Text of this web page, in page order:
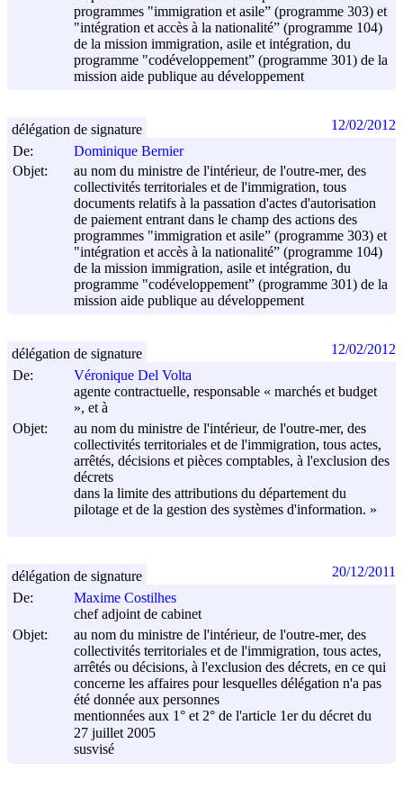
programmes "immigration et asile” (programme 303) et
"intégration et accès à la nationalité” (programme 104)
de la mission immigration, asile et intégration, du
programme "codéveloppement” (programme 301) de la
mission aide publique au développement
De:
Dominique Bernier
Objet:
au nom du ministre de l'intérieur, de l'outre-mer, des
collectivités territoriales et de l'immigration, tous
documents relatifs à la passation d'actes d'autorisation
de paiement entrant dans le champ des actions des
programmes "immigration et asile” (programme 303) et
"intégration et accès à la nationalité” (programme 104)
de la mission immigration, asile et intégration, du
programme "codéveloppement” (programme 301) de la
mission aide publique au développement
délégation de signature 12/02/2012
De:
Véronique Del Volta
agente contractuelle, responsable « marchés et budget
», et à
Objet:
au nom du ministre de l'intérieur, de l'outre-mer, des
collectivités territoriales et de l'immigration, tous actes,
arrêtés, décisions et pièces comptables, à l'exclusion des
décrets
dans la limite des attributions du département du
pilotage et de la gestion des systèmes d'information. »
délégation de signature 12/02/2012
De:
Maxime Costilhes
chef adjoint de cabinet
Objet:
au nom du ministre de l'intérieur, de l'outre-mer, des
collectivités territoriales et de l'immigration, tous actes,
arrêtés ou décisions, à l'exclusion des décrets, en ce qui
concerne les affaires pour lesquelles délégation n'a pas
été donnée aux personnes
mentionnées aux 1° et 2° de l'article 1er du décret du
27 juillet 2005
susvisé
délégation de signature 20/12/2011